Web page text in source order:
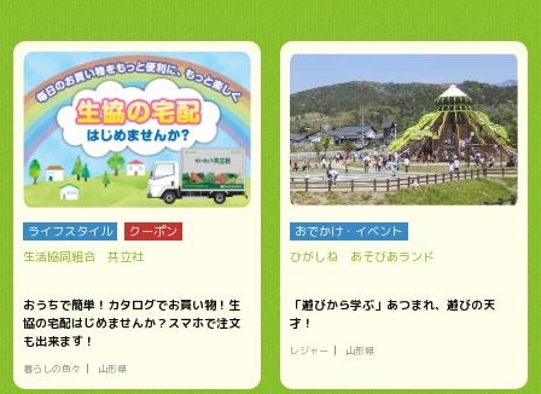
ライフスタイル
クーポン
生活協同組合 共立社
おうちで簡単！カタログでお買い物！生
協の宅配はじめませんか？スマホで注文
も出来ます！
暮らしの色々 山形県
おでかけ・イベント
ひがしね あそびあランド
「遊びから学ぶ」あつまれ、遊びの天
才！
レジャー 山形県